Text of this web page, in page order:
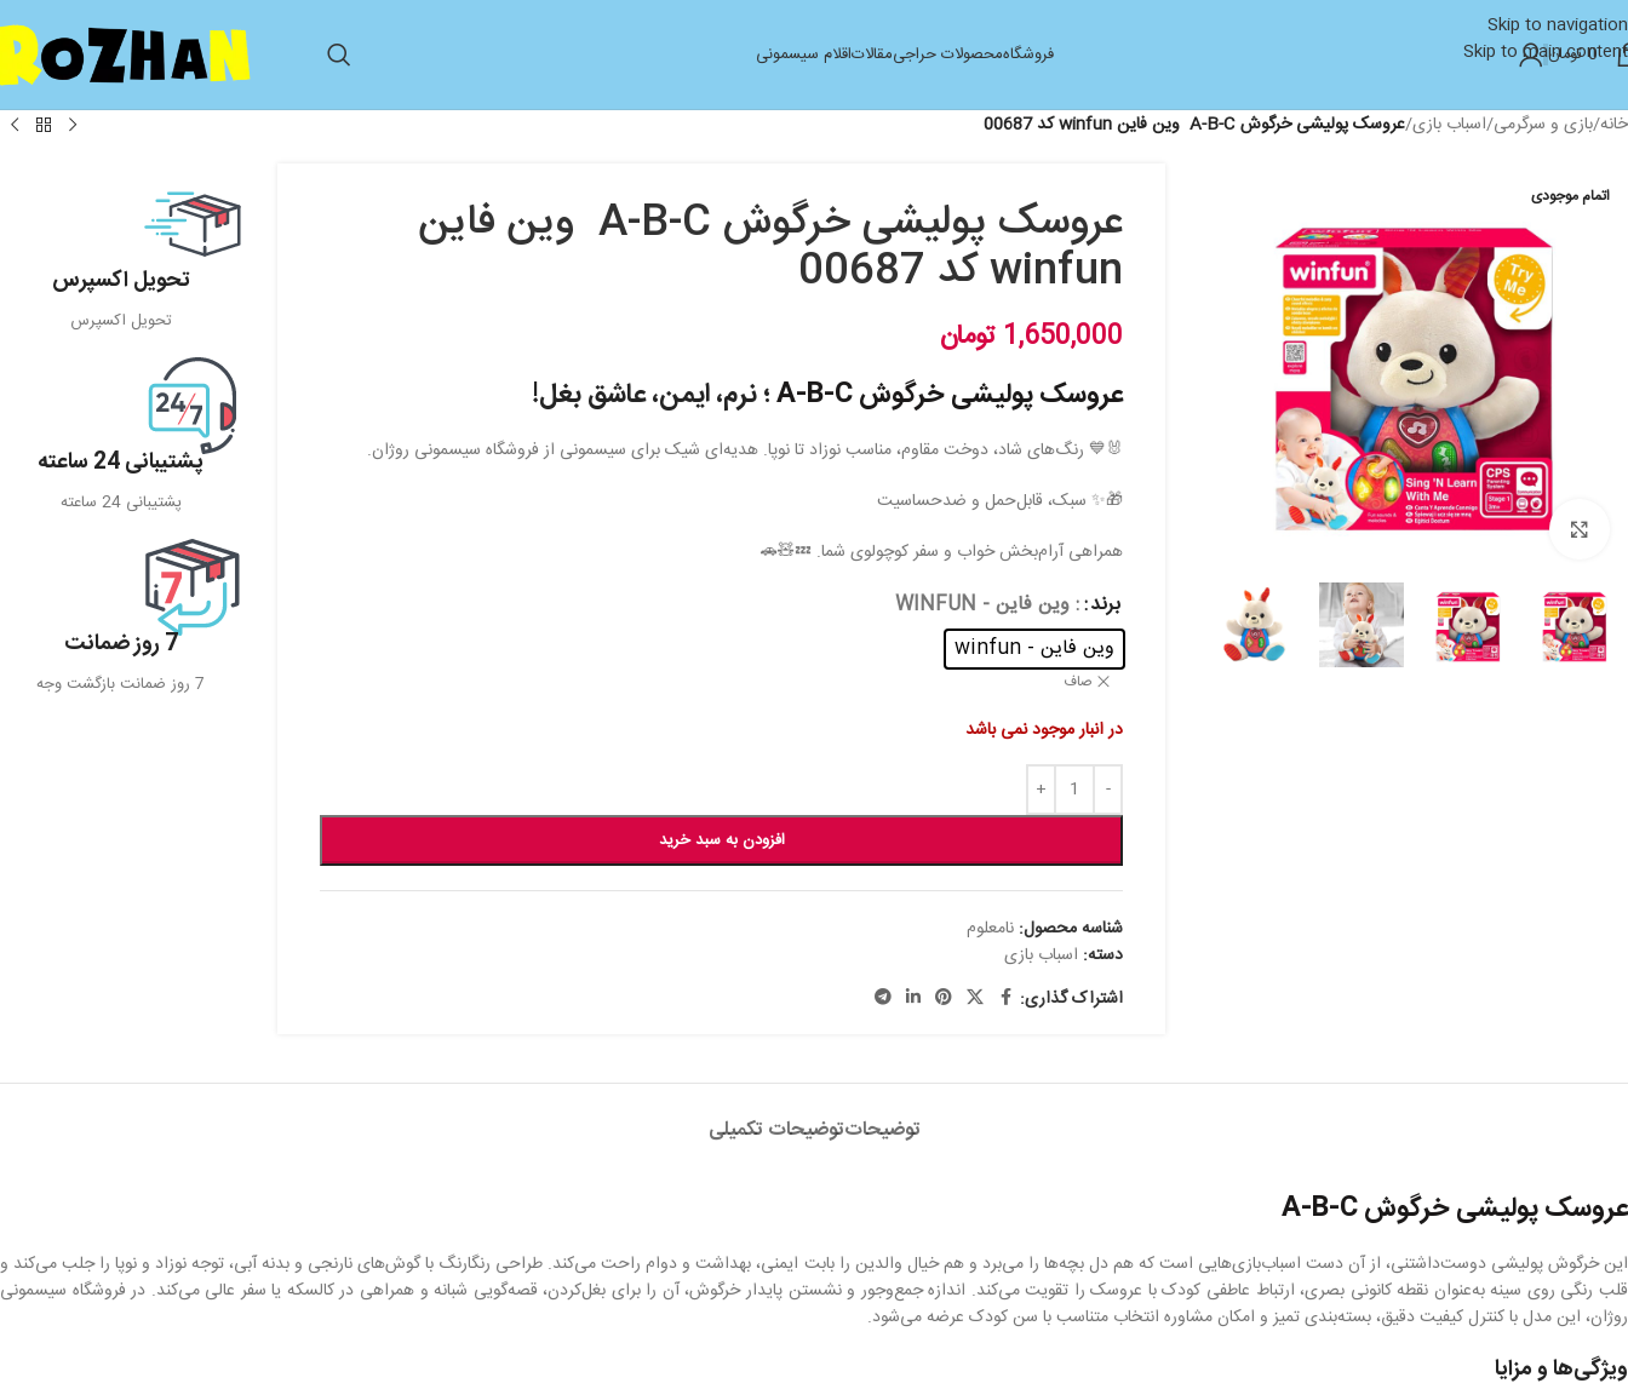
Skip to navigation
Skip to main content
0تومان فروشگاهمحصولات حراجیمقالاتاقلام سیسمونی
خانه/بازی و سرگرمی/اسباب بازی/عروسک پولیشی خرگوش A-B-C وین فاین winfun کد 00687
اتمام موجودی
بزرگنمایی تصویر
عروسک پولیشی خرگوش A-B-C وین فاین
winfun کد 00687
1,650,000 تومان
عروسک پولیشی خرگوش A-B-C
؛ نرم، ایمن، عاشق بغل!
🐰💙 رنگ‌های شاد، دوخت مقاوم، مناسب نوزاد تا نوپا. هدیه‌ای شیک برای سیسمونی از فروشگاه سیسمونی روژان.
🎁✨ سبک، قابل‌حمل و ضدحساسیت
همراهی آرام‌بخش خواب و سفر کوچولوی شما. 💤🧸🚗
برند : وین فاین - WINFUN
وین فاین - winfun
صاف
در انبار موجود نمی باشد
افزودن به سبد خرید
شناسه محصول: نامعلوم
دسته: اسباب بازی
اشتراک گذاری:
تحویل اکسپرس
تحویل اکسپرس
پشتیبانی 24 ساعته
پشتیبانی 24 ساعته
7 روز ضمانت
7 روز ضمانت بازگشت وجه
توضیحاتتوضیحات تکمیلی
عروسک پولیشی خرگوش A-B-C
این خرگوش پولیشی دوست‌داشتنی، از آن دست اسباب‌بازی‌هایی است که هم دل بچه‌ها را می‌برد و هم خیال والدین را بابت ایمنی، بهداشت و دوام راحت می‌کند. طراحی رنگارنگ با گوش‌های نارنجی و بدنه آبی، توجه نوزاد و نوپا را جلب می‌کند و
قلب رنگی روی سینه به‌عنوان نقطه کانونی بصری، ارتباط عاطفی کودک با عروسک را تقویت می‌کند. اندازه جمع‌وجور و نشستن پایدار خرگوش، آن را برای بغل‌کردن، قصه‌گویی شبانه و همراهی در کالسکه یا سفر عالی می‌کند. در فروشگاه سیسمونی
روژان، این مدل با کنترل کیفیت دقیق، بسته‌بندی تمیز و امکان مشاوره انتخاب متناسب با سن کودک عرضه می‌شود.
ویژگی‌ها و مزایا